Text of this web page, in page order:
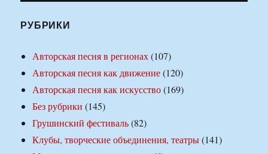
РУБРИКИ
Авторская песня в регионах(107)
Авторская песня как движение(120)
Авторская песня как искусство(169)
Без рубрики (145)
Грушинский фестиваль(82)
Клубы, творческие объединения, театры(141)